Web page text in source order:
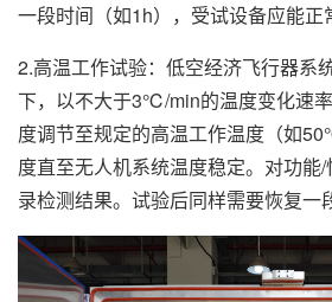
一段时间（如1h），受试设备应能正
2.高温工作试验：低空经济飞行器系
下，以不大于3℃/min的温度变化速
度调节至规定的高温工作温度（如
度直至无人机系统温度稳定。对功能
录检测结果。试验后同样需要恢复一